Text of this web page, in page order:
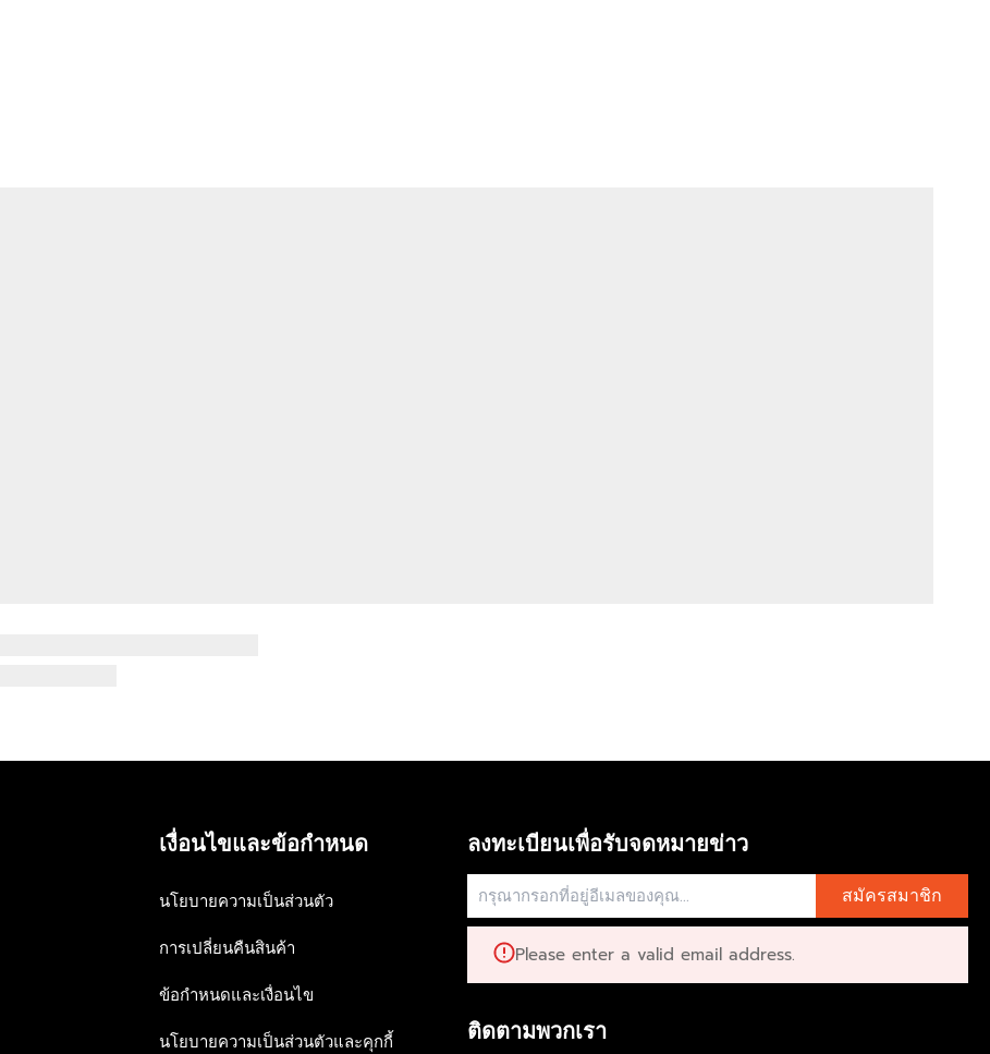
เงื่อนไขและข้อกำหนด
นโยบายความเป็นส่วนตัว
การเปลี่ยนคืนสินค้า
ข้อกำหนดและเงื่อนไข
นโยบายความเป็นส่วนตัวและคุกกี้
ลงทะเบียนเพื่อรับจดหมายข่าว
สมัครสมาชิก
Please enter a valid email address.
ติดตามพวกเรา